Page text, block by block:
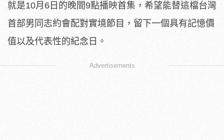
就是10月6日的晚間9點播映首集， 希望能替這檔台灣
首部男同志約會配對實境節目， 留下一個具有記憶價
值以及代表性的紀念日。
Advertisements